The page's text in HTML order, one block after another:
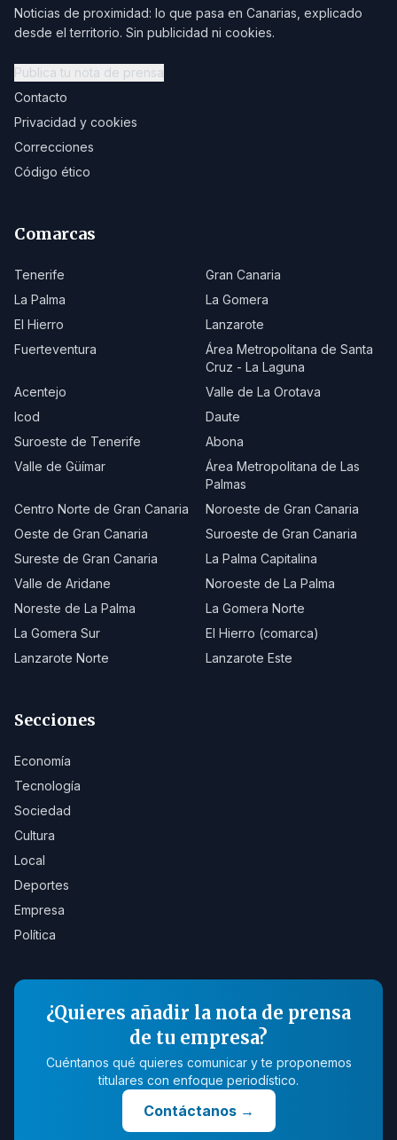
Noticias de proximidad: lo que pasa en Canarias, explicado
desde el territorio. Sin publicidad ni cookies.
Publica tu nota de prensa
Contacto
Privacidad y cookies
Correcciones
Código ético
Comarcas
Tenerife
Gran Canaria
La Palma
La Gomera
El Hierro
Lanzarote
Fuerteventura
Área Metropolitana de Santa
Cruz - La Laguna
Acentejo
Valle de La Orotava
Icod
Daute
Suroeste de Tenerife
Abona
Valle de Güímar
Área Metropolitana de Las
Palmas
Centro Norte de Gran Canaria
Noroeste de Gran Canaria
Oeste de Gran Canaria
Suroeste de Gran Canaria
Sureste de Gran Canaria
La Palma Capitalina
Valle de Aridane
Noroeste de La Palma
Noreste de La Palma
La Gomera Norte
La Gomera Sur
El Hierro (comarca)
Lanzarote Norte
Lanzarote Este
Secciones
Economía
Tecnología
Sociedad
Cultura
Local
Deportes
Empresa
Política
¿Quieres añadir la nota de prensa
de tu empresa?
Cuéntanos qué quieres comunicar y te proponemos
titulares con enfoque periodístico.
Contáctanos→